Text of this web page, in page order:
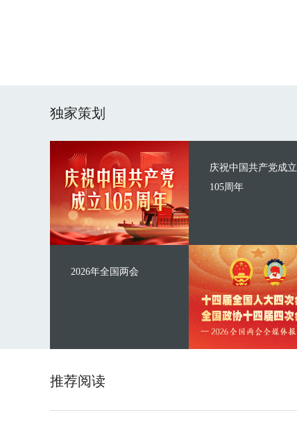
独家策划
庆祝中国共产党成立
105周年
2026年全国两会
推荐阅读